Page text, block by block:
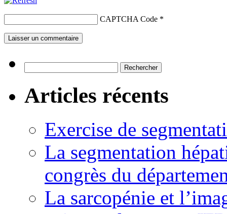
CAPTCHA Code *
Articles récents
Exercise de
La segmentation
congrès du
La sarcopénie et